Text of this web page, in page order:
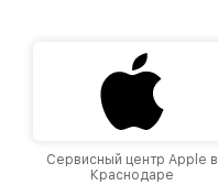
Сервисный центр Apple в
Краснодаре